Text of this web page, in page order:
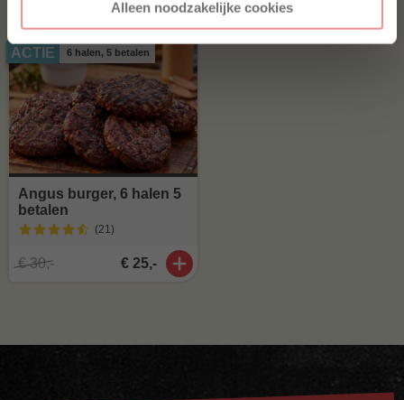
Alleen noodzakelijke cookies
ACTIE 6 halen, 5 betalen
Angus burger, 6 halen 5
betalen
(21)
€ 30,- € 25,-